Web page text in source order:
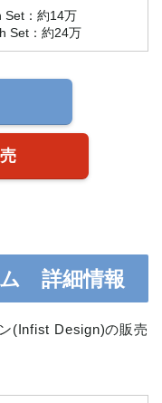
Set：約14万
Set：約24万
ム 詳細情報
(Infist Design)の販売